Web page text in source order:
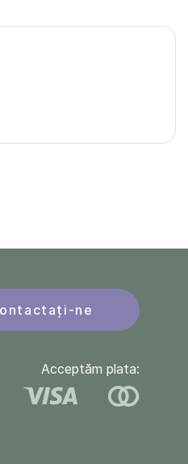
ne
Acceptăm plata: